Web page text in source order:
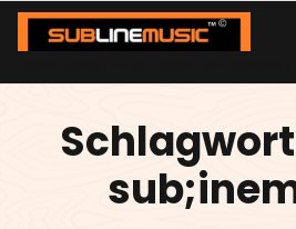
Zum
Inhalt